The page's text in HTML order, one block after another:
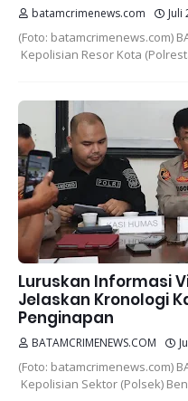
batamcrimenews.com Juli
(Foto: batamcrimenews.com)
Kepolisian Resor Kota
Luruskan Informasi
Jelaskan Kronologi
Penginapan
BATAMCRIMENEWS.COM
(Foto: batamcrimenews.com)
Kepolisian Sektor (Polsek)